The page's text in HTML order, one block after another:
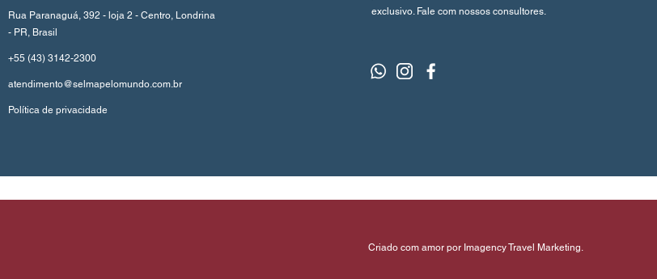
Rua Paranaguá, 392 - loja 2 - Centro, Londrina
- PR, Brasil
+55 (43) 3142-2300
atendimento@selmapelomundo.com.br
Política de privacidade
exclusivo. Fale com nossos consultores.
Criado com amor por Imagency Travel Marketing.